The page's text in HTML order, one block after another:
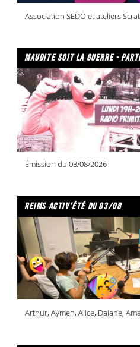
maudite soit la guerre -
Émission du 03/08/2026
reims activ'été du 03/08
Arthur, Aymen, Alice, Daiane,